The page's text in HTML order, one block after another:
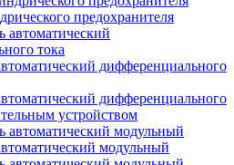
предохранителя
дифференциального
дифференциального
устройством
модульный